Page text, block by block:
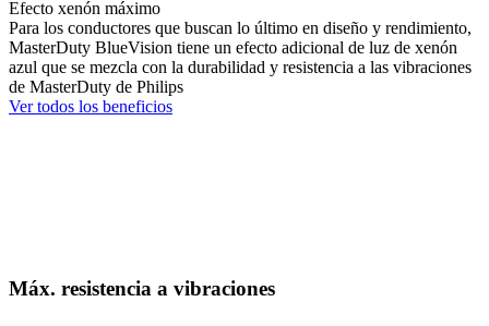
Efecto xenón máximo
Para los conductores que buscan lo último en diseño y rendimiento,
MasterDuty BlueVision tiene un efecto adicional de luz de xenón
azul que se mezcla con la durabilidad y resistencia a las vibraciones
de MasterDuty de Philips
Ver todos los beneficios
Máx. resistencia a vibraciones